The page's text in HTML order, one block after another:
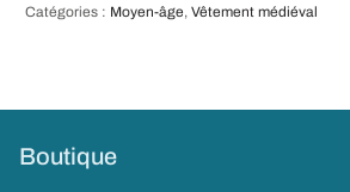
Catégories : Moyen-âge, Vêtement médiéval
Boutique